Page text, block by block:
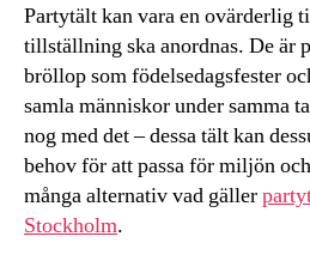
Partytält kan vara en ovärderlig
tillställning ska anordnas. De är
bröllop som födelsedagsfester
samla människor under samma
nog med det – dessa tält kan
behov för att passa för miljön
många alternativ vad gäller
Stockholm.